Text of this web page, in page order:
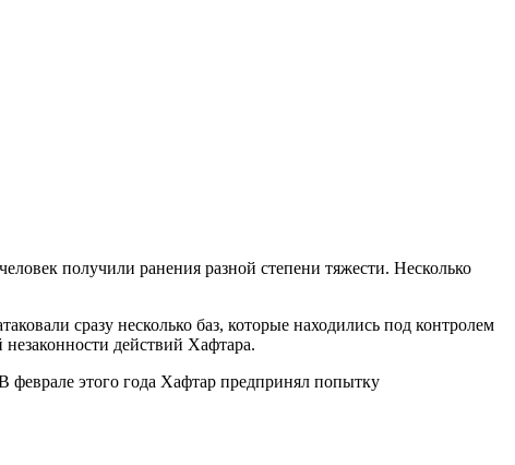
получили ранения разной степени тяжести. Несколько
сразу несколько баз, которые находились под контролем
действий Хафтара.
этого года Хафтар предпринял попытку